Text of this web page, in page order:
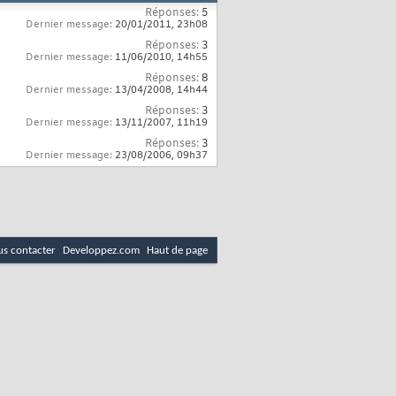
Réponses: 5
Dernier message: 20/01/2011, 23h08
Réponses: 3
Dernier message: 11/06/2010, 14h55
Réponses:8
Dernier message: 13/04/2008, 14h44
Réponses: 3
Dernier message: 13/11/2007, 11h19
Réponses: 3
Dernier message: 23/08/2006, 09h37
contacter Developpez.com Haut de page